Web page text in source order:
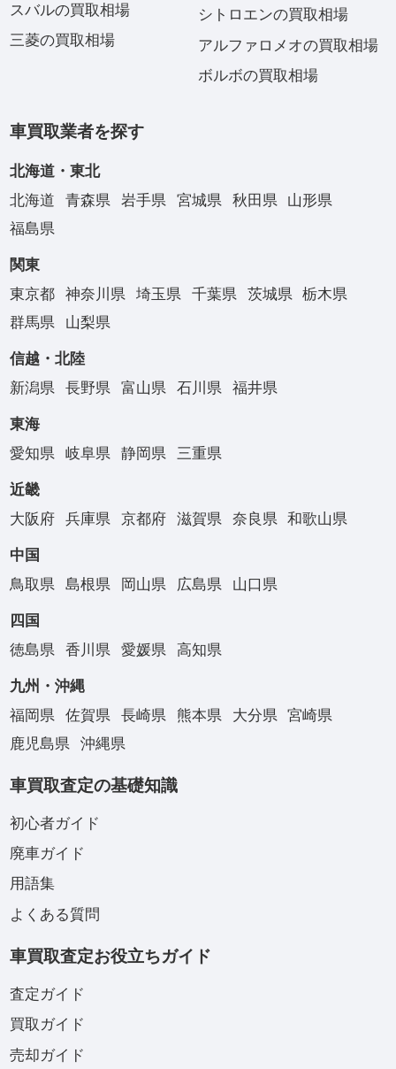
スバルの買取相場
三菱の買取相場
シトロエンの買取相場
アルファロメオの買取相場
ボルボの買取相場
車買取業者を探す
北海道・東北
北海道
青森県 岩手県 宮城県 秋田県
山形県
福島県
関東
東京都
神奈川県 埼玉県 千葉県 茨城県
栃木県
群馬県
山梨県
信越・北陸
新潟県
長野県 富山県 石川県 福井県
東海
愛知県
岐阜県 静岡県 三重県
近畿
大阪府
兵庫県 京都府 滋賀県 奈良県 和歌山県
中国
鳥取県
島根県 岡山県 広島県 山口県
四国
徳島県
香川県 愛媛県 高知県
九州・沖縄
福岡県
佐賀県 長崎県 熊本県 大分県
宮崎県
鹿児島県
沖縄県
車買取査定の基礎知識
初心者ガイド
廃車ガイド
用語集
よくある質問
車買取査定お役立ちガイド
査定ガイド
買取ガイド
売却ガイド